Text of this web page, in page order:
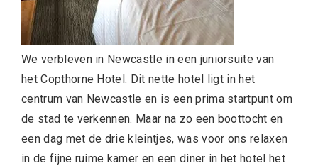
We verbleven in Newcastle in een juniorsuite van
hetCopthorne Hotel. Dit nette hotel ligt in het
centrum van Newcastle en is een prima startpunt om
de stad te verkennen. Maar na zo een boottocht en
een dag met de drie kleintjes, was voor ons relaxen
in de fijne ruime kamer en een diner in het hotel het